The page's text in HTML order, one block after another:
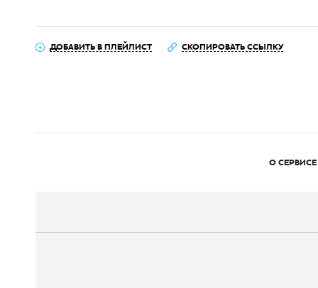
ДОБАВИТЬ В ПЛЕЙЛИСТ СКОПИРОВАТЬ ССЫЛКУ
О СЕРВИСЕ